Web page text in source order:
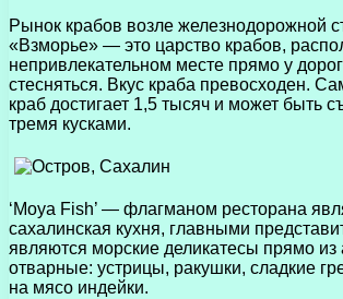
Рынок крабов возле железнодорожной
«Взморье» — это царство крабов,
непривлекательном месте прямо у
стесняться. Вкус краба превосходен.
краб достигает 1,5 тысяч и может быть
тремя кусками.
‘Moya Fish’ — флагманом ресторана
сахалинская кухня, главными
являются морские деликатесы прямо из
отварные: устрицы, ракушки, сладкие
на мясо индейки.